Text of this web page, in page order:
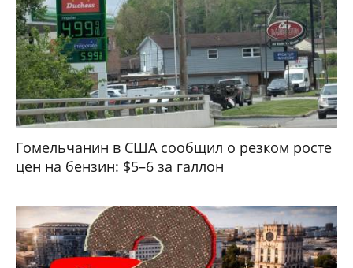
Гомельчанин в США сообщил о резком росте
цен на бензин: $5–6 за галлон